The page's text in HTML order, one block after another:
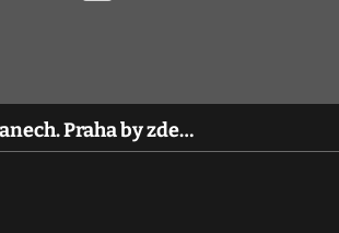
Praha by zde…